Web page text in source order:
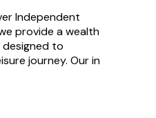
Independent
provide a wealth
to
journey. Our in